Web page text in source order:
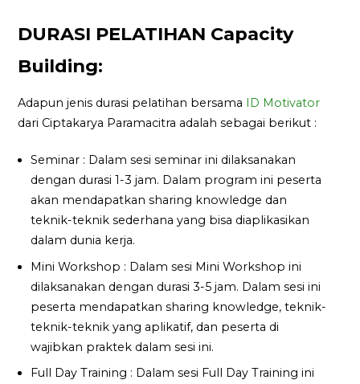
DURASI PELATIHAN Capacity
Building:
Adapun jenis durasi pelatihan bersama ID Motivator
dari Ciptakarya Paramacitra adalah sebagai berikut :
Seminar : Dalam sesi seminar ini dilaksanakan
dengan durasi 1-3 jam. Dalam program ini peserta
akan mendapatkan sharing knowledge dan
teknik-teknik sederhana yang bisa diaplikasikan
dalam dunia kerja.
Mini Workshop : Dalam sesi Mini Workshop ini
dilaksanakan dengan durasi 3-5 jam. Dalam sesi ini
peserta mendapatkan sharing knowledge, teknik-
teknik-teknik yang aplikatif, dan peserta di
wajibkan praktek dalam sesi ini.
Full Day Training : Dalam sesi Full Day Training ini